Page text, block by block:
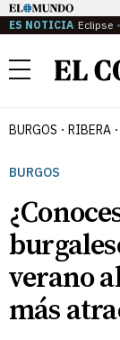
ES NOTICIA Eclipse
Menú
BURGOS RIBERA
BURGOS
verano
más